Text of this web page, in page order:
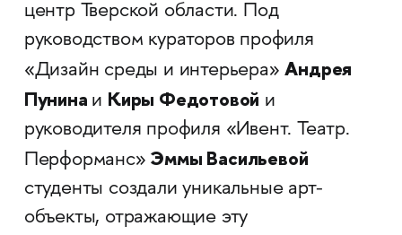
центр Тверской области. Под
руководством кураторов профиля
«Дизайн среды и интерьера»Андрея
Пунина и Киры Федотовой и
руководителя профиля «Ивент. Театр.
Перформанс» Эммы Васильевой
студенты создали уникальные арт-
объекты, отражающие эту